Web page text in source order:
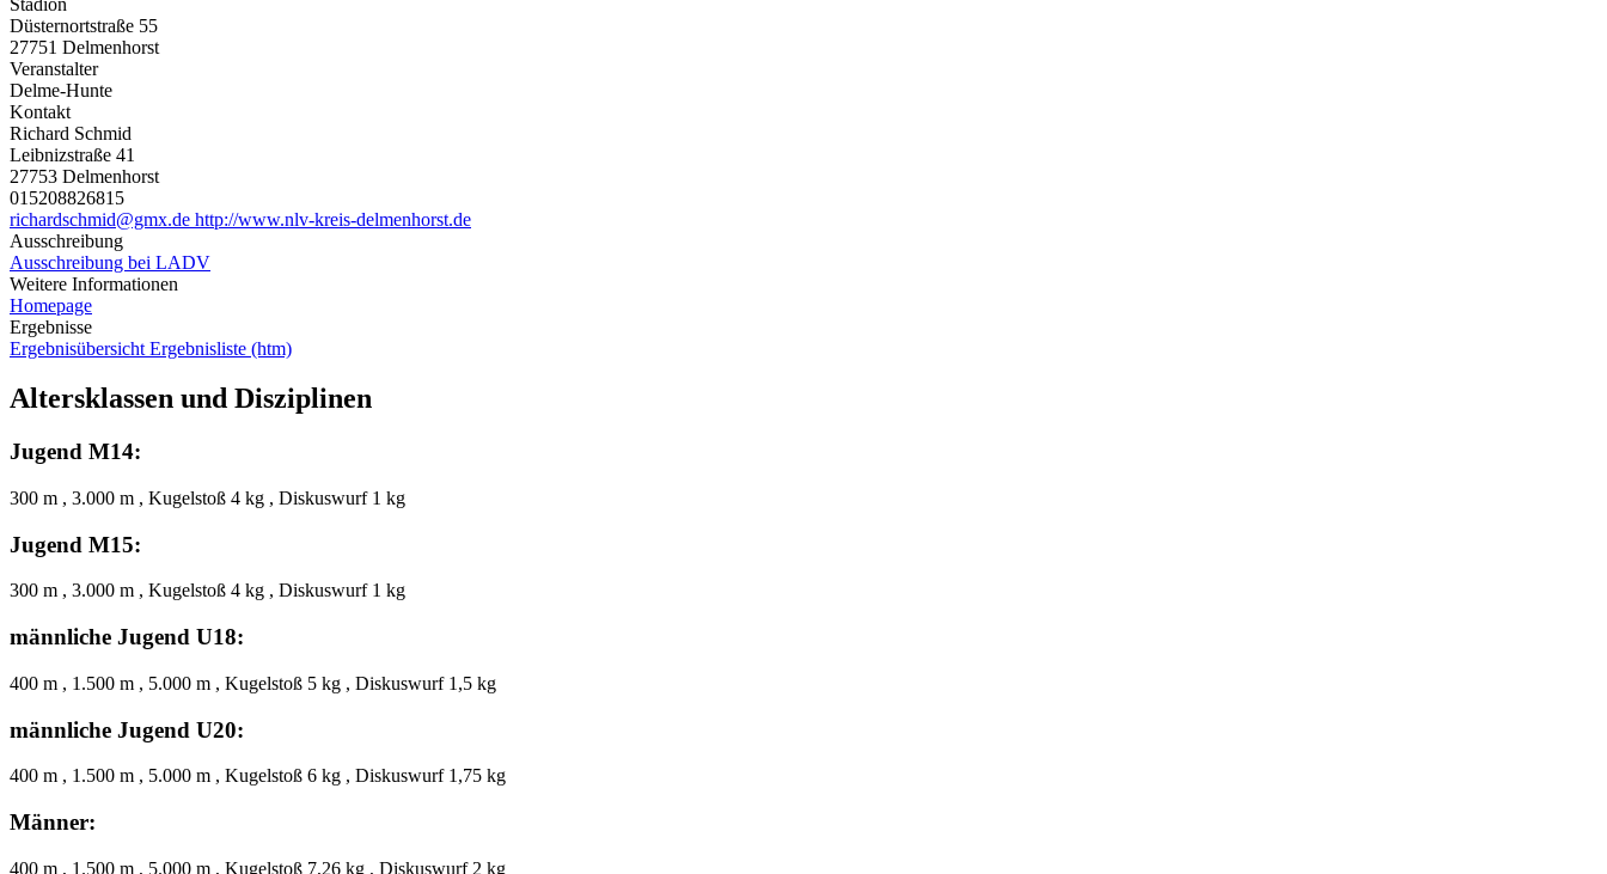
Düsternortstraße 55
27751 Delmenhorst
Veranstalter
Delme-Hunte
Kontakt
Richard Schmid
Leibnizstraße 41
27753 Delmenhorst
015208826815
richardschmid@gmx.de http://www.nlv-kreis-delmenhorst.de
Ausschreibung
Ausschreibung bei LADV
Weitere Informationen
Homepage
Ergebnisse
Ergebnisübersicht Ergebnisliste (htm)
Altersklassen und Disziplinen
Jugend M14:
300 m , 3.000 m , Kugelstoß 4 kg , Diskuswurf 1 kg
Jugend M15:
300 m , 3.000 m , Kugelstoß 4 kg , Diskuswurf 1 kg
männliche Jugend U18:
400 m , 1.500 m , 5.000 m , Kugelstoß 5 kg , Diskuswurf 1,5 kg
männliche Jugend U20:
400 m , 1.500 m , 5.000 m , Kugelstoß 6 kg , Diskuswurf 1,75 kg
Männer:
400 m , 1.500 m , 5.000 m , Kugelstoß 7,26 kg , Diskuswurf 2 kg